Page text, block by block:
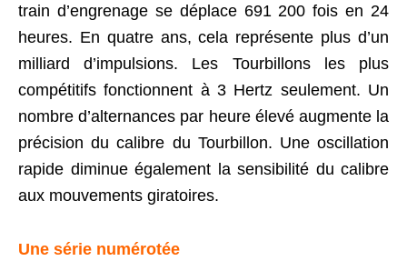
train d’engrenage se déplace 691 200 fois en 24
heures. En quatre ans, cela représente plus d’un
milliard d’impulsions. Les Tourbillons les plus
compétitifs fonctionnent à 3 Hertz seulement. Un
nombre d’alternances par heure élevé augmente la
précision du calibre du Tourbillon. Une oscillation
rapide diminue également la sensibilité du calibre
aux mouvements giratoires.
Une série numérotée